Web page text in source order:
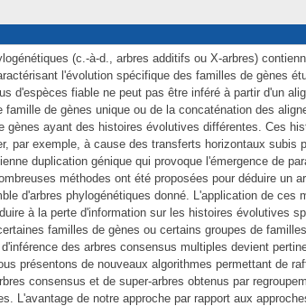
(c.-à-d., arbres additifs ou X-arbres)
l'évolution spécifique des familles de gènes
d'espèces fiable ne peut pas être inféré à partir d'un
famille de gènes unique ou de la concaténation des
gènes ayant des histoires évolutives différentes. Ces
par exemple, à cause des transferts horizontaux subis
duplication génique qui provoque l'émergence de
méthodes ont été proposées pour déduire un
d'arbres phylogénétiques donné. L'application de ces
à la perte d'information sur les histoires évolutives
familles de gènes ou certains groupes de
des arbres consensus multiples devient
présentons de nouveaux algorithmes permettant de
consensus et de super-arbres obtenus par
L'avantage de notre approche par rapport aux